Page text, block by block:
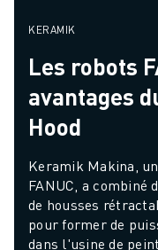
KERAMIK
Les robots
avantages
Hood
Keramik Makina,
FANUC, a combiné
de housses
pour former de
dans l'usine de